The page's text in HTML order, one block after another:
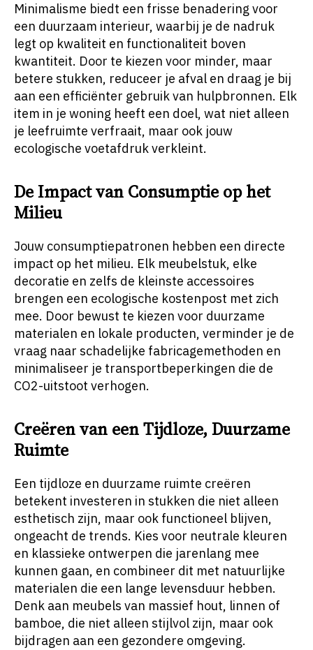
Minimalisme biedt een frisse benadering voor
een duurzaam interieur, waarbij je de nadruk
legt op kwaliteit en functionaliteit boven
kwantiteit. Door te kiezen voor minder, maar
betere stukken, reduceer je afval en draag je bij
aan een efficiënter gebruik van hulpbronnen. Elk
item in je woning heeft een doel, wat niet alleen
je leefruimte verfraait, maar ook jouw
ecologische voetafdruk verkleint.
De Impact van Consumptie op het
Milieu
Jouw consumptiepatronen hebben een directe
impact op het milieu. Elk meubelstuk, elke
decoratie en zelfs de kleinste accessoires
brengen een ecologische kostenpost met zich
mee. Door bewust te kiezen voor duurzame
materialen en lokale producten, verminder je de
vraag naar schadelijke fabricagemethoden en
minimaliseer je transportbeperkingen die de
CO2-uitstoot verhogen.
Creëren van een Tijdloze, Duurzame
Ruimte
Een tijdloze en duurzame ruimte creëren
betekent investeren in stukken die niet alleen
esthetisch zijn, maar ook functioneel blijven,
ongeacht de trends. Kies voor neutrale kleuren
en klassieke ontwerpen die jarenlang mee
kunnen gaan, en combineer dit met natuurlijke
materialen die een lange levensduur hebben.
Denk aan meubels van massief hout, linnen of
bamboe, die niet alleen stijlvol zijn, maar ook
bijdragen aan een gezondere omgeving.